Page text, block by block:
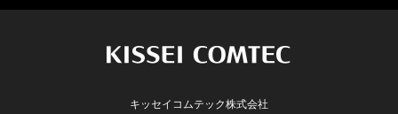
キッセイコムテック株式会社